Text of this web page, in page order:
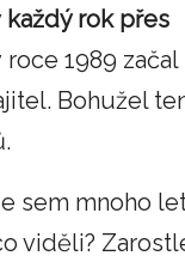
každý rok přes
1989 začal
Bohužel
sem mnoho
viděli?